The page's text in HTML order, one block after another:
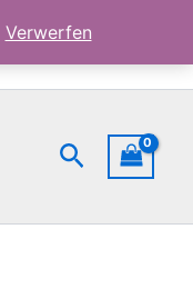
Verwerfen
Suchen